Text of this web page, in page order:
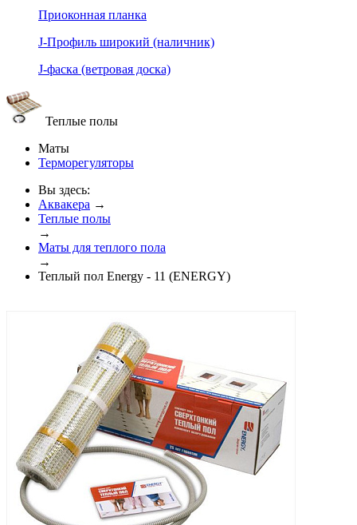
Приоконная планка
J-Профиль широкий (наличник)
J-фаска (ветровая доска)
Теплые полы
Маты
Терморегуляторы
Вы здесь:
Аквакера →
Теплые полы
→
Маты для теплого пола
→
Теплый пол Energy - 11 (ENERGY)